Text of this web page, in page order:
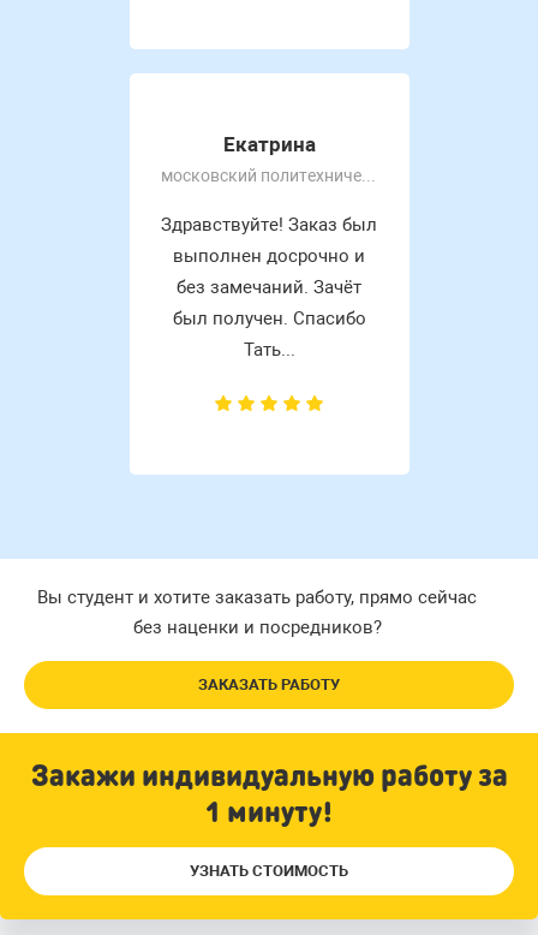
Екатрина
московский политехнический университет
Здравствуйте! Заказ был
выполнен досрочно и
без замечаний. Зачёт
был получен. Спасибо
Тать...
Вы студент и хотите заказать работу, прямо сейчас
без наценки и посредников?
ЗАКАЗАТЬ РАБОТУ
Закажи индивидуальную работу за
1 минуту!
УЗНАТЬ СТОИМОСТЬ